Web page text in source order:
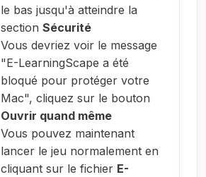
le bas jusqu'à atteindre la
section Sécurité
Vous devriez voir le message
"E-LearningScape a été
bloqué pour protéger votre
Mac", cliquez sur le bouton
Ouvrir quand même
Vous pouvez maintenant
lancer le jeu normalement en
cliquant sur le fichier E-